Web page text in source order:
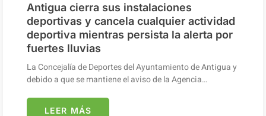
Antigua cierra sus instalaciones
deportivas y cancela cualquier actividad
deportiva mientras persista la alerta por
fuertes lluvias
La Concejalía de Deportes del Ayuntamiento de Antigua y
debido a que se mantiene el aviso de la Agencia…
LEER MÁS